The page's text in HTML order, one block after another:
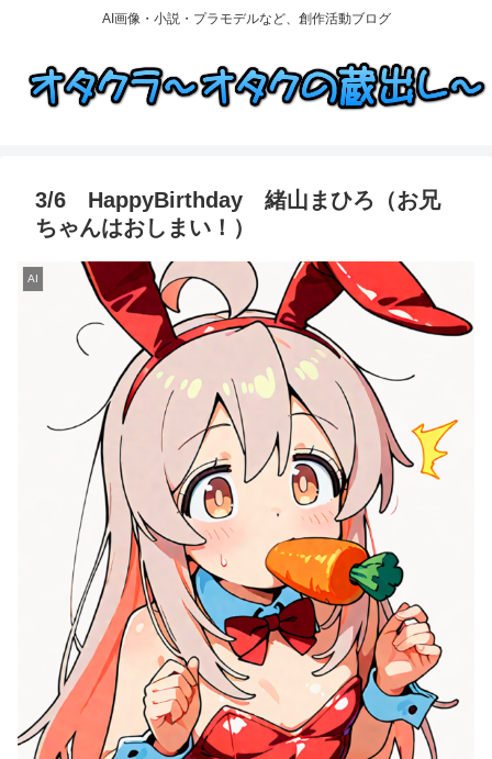
AI画像・小説・プラモデルなど、創作活動ブログ
3/6 HappyBirthday 緒山まひろ（お兄
ちゃんはおしまい！）
AI